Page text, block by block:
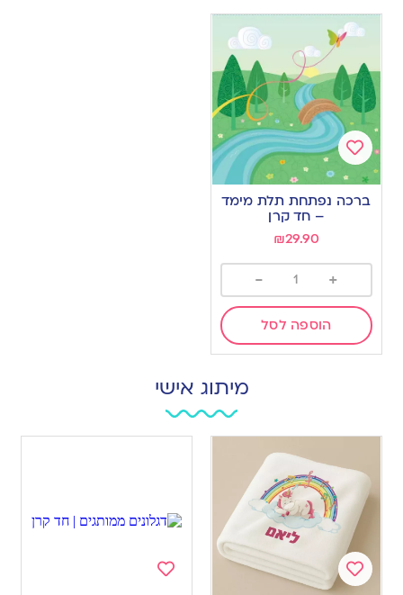
Add
to
wishlist
ברכה נפתחת תלת מימד
– חד קרן
₪29.90
+
-
הוספה לסל
מיתוג אישי